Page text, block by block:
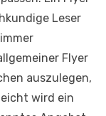
Leser
Flyer
auszulegen,
wird ein